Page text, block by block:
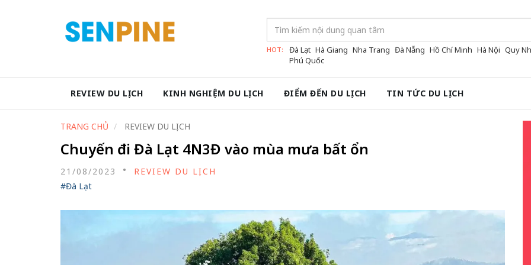
HOT: Đà Lạt Hà Giang Nha Trang Đà Nẵng Hồ Chí Minh Hà Nội Quy
Phú Quốc
REVIEW DU LỊCH KINH NGHIỆM DU LỊCH ĐIỂM ĐẾN DU LỊCH TIN TỨC DU LỊCH
TRANG CHỦ REVIEW DU LỊCH
Chuyến đi Đà Lạt 4N3Đ vào mùa mưa bất ổn
21/08/2023
REVIEW DU LỊCH
#Đà Lạt